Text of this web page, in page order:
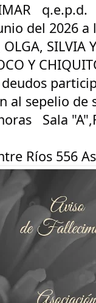
q.e.p.d.
del 2026
SILVIA
Y
al sepelio de
Sala
Ríos 556